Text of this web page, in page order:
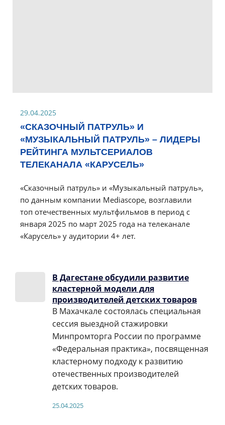
29.04.2025
«СКАЗОЧНЫЙ ПАТРУЛЬ» И
«МУЗЫКАЛЬНЫЙ ПАТРУЛЬ» – ЛИДЕРЫ
РЕЙТИНГА МУЛЬТСЕРИАЛОВ
ТЕЛЕКАНАЛА «КАРУСЕЛЬ»
«Сказочный патруль» и «Музыкальный патруль»,
по данным компании Mediascope, возглавили
топ отечественных мультфильмов в период с
января 2025 по март 2025 года на телеканале
«Карусель» у аудитории 4+ лет.
В Дагестане обсудили развитие
кластерной модели для
производителей детских товаров
В Махачкале состоялась специальная
сессия выездной стажировки
Минпромторга России по программе
«Федеральная практика», посвященная
кластерному подходу к развитию
отечественных производителей
детских товаров.
25.04.2025